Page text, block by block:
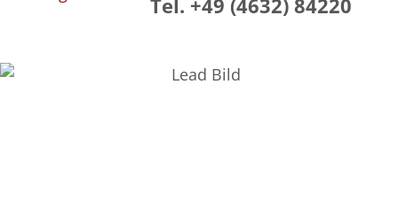
Tel. +49 (4632) 84220